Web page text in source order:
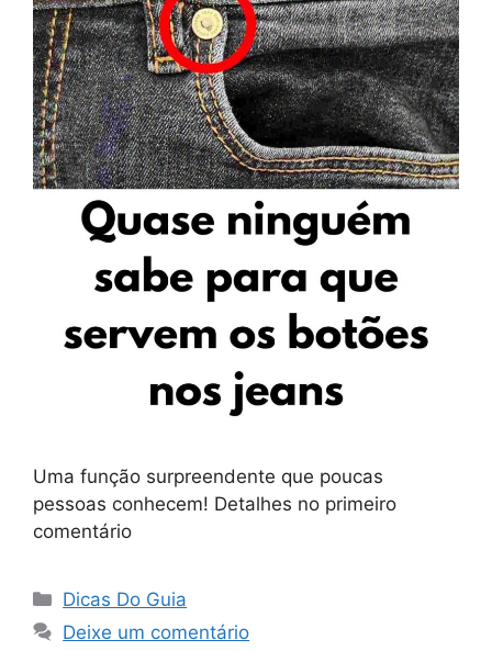
Uma função surpreendente que poucas
pessoas conhecem! Detalhes no primeiro
comentário
Categorias
Dicas Do Guia
Deixe um comentário